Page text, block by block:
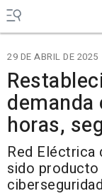
29 DE ABRIL DE 2025
demanda
horas,
Red Eléctrica
sido producto